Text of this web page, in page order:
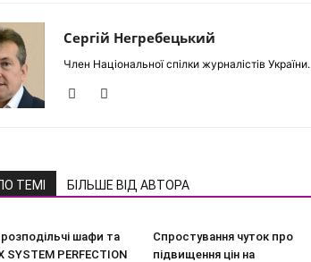
Сергій Негребецький
Член Національної спілки журналістів України.
ТЕМІ БІЛЬШЕ ВІД АВТОРА
шафи та
SYSTEM PERFECTION
Спростування чуток про
підвищення цін на